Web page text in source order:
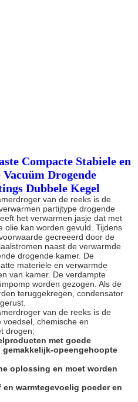
Compacte Stabiele en
Drogende
Dubbele Kegel
van de reeks is de
partijtype drogende
het verwarmen jasje dat met
olie kan worden gevuld. Tijdens
gecreeerd door de
naast de verwarmde
drogende kamer. De
materiële en verwarmde
van kamer. De verdampte
worden gezogen. Als de
teruggekregen, condensator
van de reeks is de
chemische en
drogen:
met goede
opeengehoopte
oplossing en moet worden
warmtegevoelig poeder en